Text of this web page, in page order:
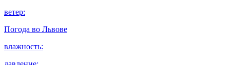
ветер:
Погода во Львове
влажность: